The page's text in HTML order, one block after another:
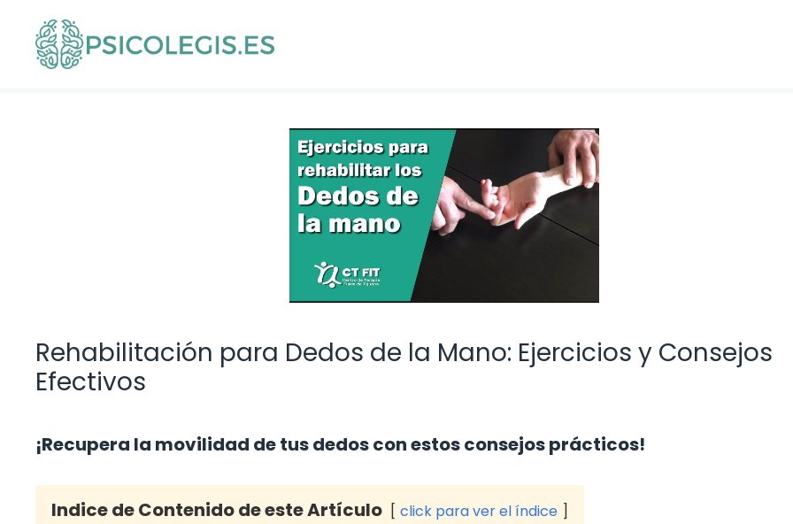
contenido
Rehabilitación para Dedos de la Mano: Ejercicios y Consejos
Efectivos
¡Recupera la movilidad de tus dedos con estos consejos prácticos!
Indice de Contenido de este Artículo click para ver el índice